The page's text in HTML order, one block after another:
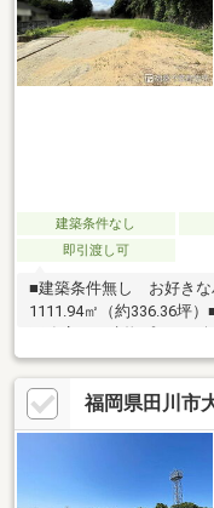
建築条件なし
即引渡し可
■建築条件無し お好きな
1111.94㎡（約336.36坪
工務店にて建物プランを
ご相談下さいませ～ライ
歩18分平成筑豊鉄道田
500m川崎中学校 約
680mドラッグコスモス
の営業時間内（木曜日～
れば、いつでもご見学
福岡県田川市